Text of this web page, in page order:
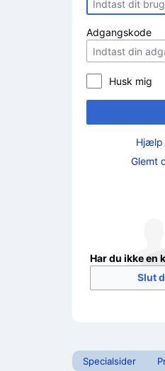
Adgangskode
Husk mig
Hjælp
Glemt
Har du ikke en
Slut
Specialsider